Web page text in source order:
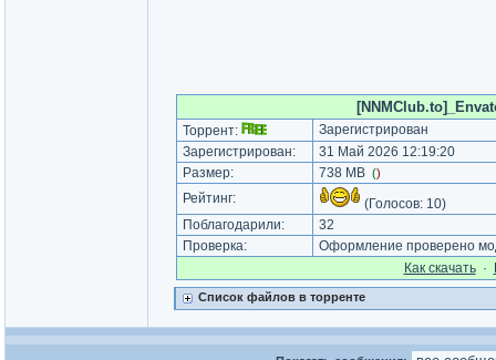
Торрент:
Зарегистрирован
Зарегистрирован:
31 Май 2026 12:19:20
Размер:
738 MB ()
Рейтинг: (Голосов: 10)
Поблагодарили:
32
Проверка:
Оформление проверено
Как cкачать·
Список файлов в торренте